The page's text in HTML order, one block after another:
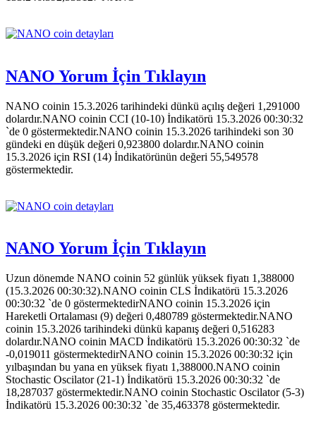
NANO Yorum İçin Tıklayın
NANO coinin 15.3.2026 tarihindeki dünkü açılış değeri 1,291000
dolardır.NANO coinin CCI (10-10) İndikatörü 15.3.2026 00:30:32
`de 0 göstermektedir.NANO coinin 15.3.2026 tarihindeki son 30
gündeki en düşük değeri 0,923800 dolardır.NANO coinin
15.3.2026 için RSI (14) İndikatörünün değeri 55,549578
göstermektedir.
NANO Yorum İçin Tıklayın
Uzun dönemde NANO coinin 52 günlük yüksek fiyatı 1,388000
(15.3.2026 00:30:32).NANO coinin CLS İndikatörü 15.3.2026
00:30:32 `de 0 göstermektedirNANO coinin 15.3.2026 için
Hareketli Ortalaması (9) değeri 0,480789 göstermektedir.NANO
coinin 15.3.2026 tarihindeki dünkü kapanış değeri 0,516283
dolardır.NANO coinin MACD İndikatörü 15.3.2026 00:30:32 `de
-0,019011 göstermektedirNANO coinin 15.3.2026 00:30:32 için
yılbaşından bu yana en yüksek fiyatı 1,388000.NANO coinin
Stochastic Oscilator (21-1) İndikatörü 15.3.2026 00:30:32 `de
18,287037 göstermektedir.NANO coinin Stochastic Oscilator (5-3)
İndikatörü 15.3.2026 00:30:32 `de 35,463378 göstermektedir.